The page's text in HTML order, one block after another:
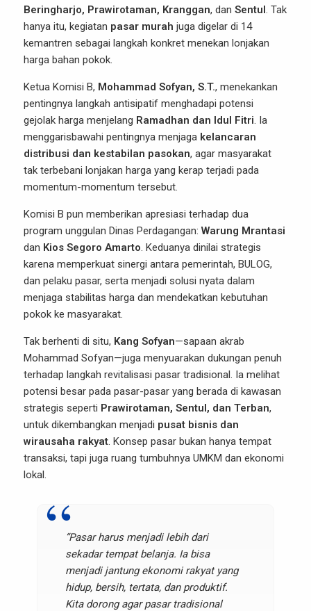
Beringharjo, Prawirotaman, Kranggan, dan Sentul. Tak
hanya itu, kegiatan pasar murah juga digelar di 14
kemantren sebagai langkah konkret menekan lonjakan
harga bahan pokok.
Ketua Komisi B, Mohammad Sofyan, S.T., menekankan
pentingnya langkah antisipatif menghadapi potensi
gejolak harga menjelang Ramadhan dan Idul Fitri. Ia
menggarisbawahi pentingnya menjaga kelancaran
distribusi dan kestabilan pasokan, agar masyarakat
tak terbebani lonjakan harga yang kerap terjadi pada
momentum-momentum tersebut.
Komisi B pun memberikan apresiasi terhadap dua
program unggulan Dinas Perdagangan: Warung Mrantasi
dan Kios Segoro Amarto. Keduanya dinilai strategis
karena memperkuat sinergi antara pemerintah, BULOG,
dan pelaku pasar, serta menjadi solusi nyata dalam
menjaga stabilitas harga dan mendekatkan kebutuhan
pokok ke masyarakat.
Tak berhenti di situ, Kang Sofyan—sapaan akrab
Mohammad Sofyan—juga menyuarakan dukungan penuh
terhadap langkah revitalisasi pasar tradisional. Ia melihat
potensi besar pada pasar-pasar yang berada di kawasan
strategis seperti Prawirotaman, Sentul, dan Terban,
untuk dikembangkan menjadi pusat bisnis dan
wirausaha rakyat. Konsep pasar bukan hanya tempat
transaksi, tapi juga ruang tumbuhnya UMKM dan ekonomi
lokal.
“Pasar harus menjadi lebih dari
sekadar tempat belanja. Ia bisa
menjadi jantung ekonomi rakyat yang
hidup, bersih, tertata, dan produktif.
Kita dorong agar pasar tradisional